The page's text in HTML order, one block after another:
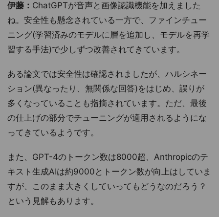
伊藤： ChatGPTが音声と画像認識機能を加えました
ね。安全性も懸念されている一方で、ファインチュー
ニング(学習済みのモデルに層を追加し、モデルを再学
習する手法)で少しずつ改善されてきています。
ある論文では安全性は確認されましたが、ハルシネー
ション(異なったり、無関係な回答)をはじめ、誤りが
多くなっていることも指摘されています。ただ、最後
の仕上げの部分でチューニングが適用されるようにな
ってきているようです。
また、GPT-4のトークン数は8000超、Anthropicのテ
キスト生成AIは約9000とトークン数が向上はしていま
すが、このまま大きくしていってもどうなのだろう？
という見解もあります。